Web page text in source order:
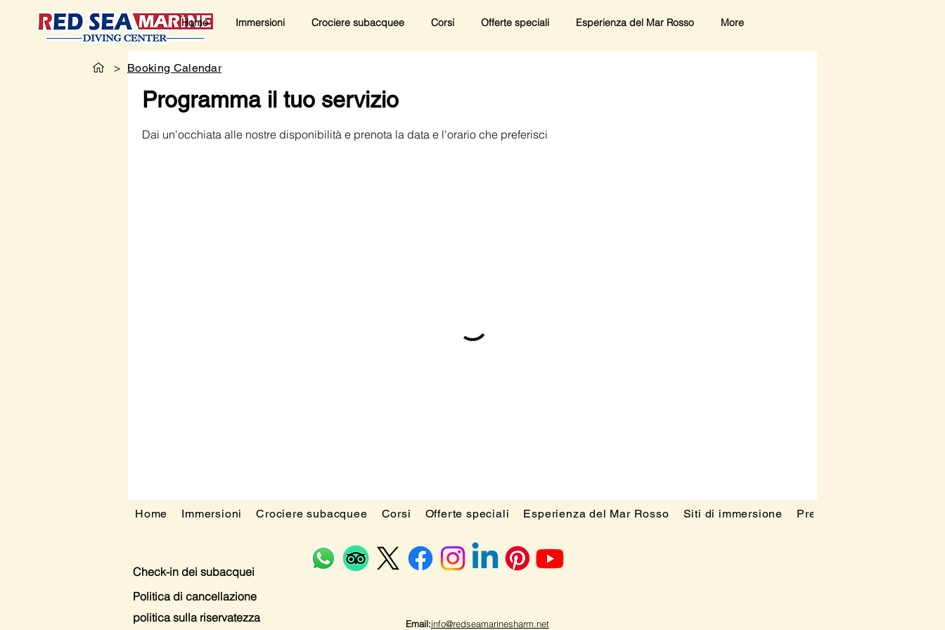
Home Immersioni Crociere subacquee Corsi Offerte speciali Esperienza del Mar Rosso More
Programma il tuo servizio
Dai un'occhiata alle nostre disponibilità e prenota la data e l'orario che preferisci
> Booking Calendar
Home Immersioni Crociere subacquee Corsi Offerte speciali Esperienza del Mar Rosso Siti di immersione Prezzi
Check-in dei subacquei
Politica di cancellazione
politica sulla riservatezza
Email:info@redseamarinesharm.net